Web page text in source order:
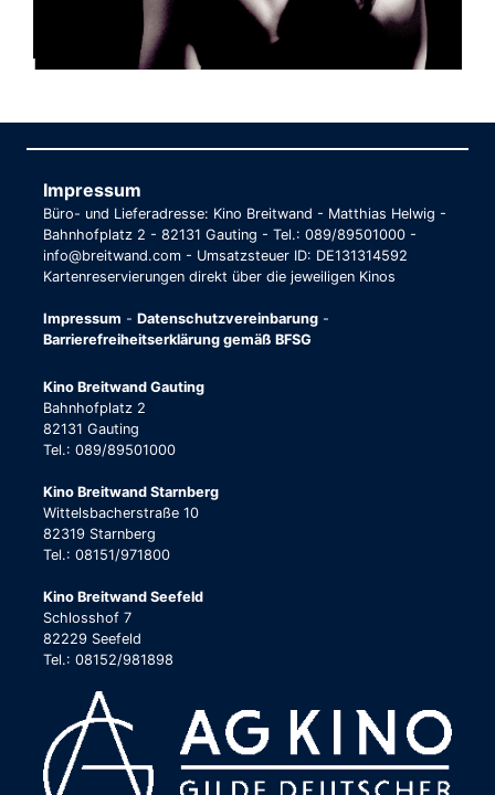
Impressum
Büro- und Lieferadresse: Kino Breitwand - Matthias Helwig -
Bahnhofplatz 2 - 82131 Gauting - Tel.: 089/89501000 -
info@breitwand.com - Umsatzsteuer ID: DE131314592
Kartenreservierungen direkt über die jeweiligen Kinos
Impressum - Datenschutzvereinbarung -
Barrierefreiheitserklärung gemäß BFSG
Kino Breitwand Gauting
Bahnhofplatz 2
82131 Gauting
Tel.: 089/89501000
Kino Breitwand Starnberg
Wittelsbacherstraße 10
82319 Starnberg
Tel.: 08151/971800
Kino Breitwand Seefeld
Schlosshof 7
82229 Seefeld
Tel.: 08152/981898